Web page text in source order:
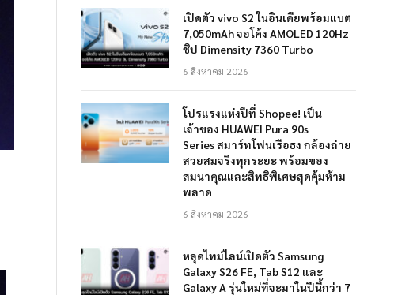
เปิดตัว vivo S2 ในอินเดียพร้อมแบต
7,050mAh จอโค้ง AMOLED 120Hz
ชิป Dimensity 7360 Turbo
6 สิงหาคม 2026
โปรแรงแห่งปีที่ Shopee! เป็น
เจ้าของ HUAWEI Pura 90s
Series สมาร์ทโฟนเรือธง กล้องถ่าย
สวยสมจริงทุกระยะ พร้อมของ
สมนาคุณและสิทธิพิเศษสุดคุ้มห้าม
พลาด
6 สิงหาคม 2026
หลุดไทม์ไลน์เปิดตัว Samsung
Galaxy S26 FE, Tab S12 และ
Galaxy A รุ่นใหม่ที่จะมาในปีนี้กว่า 7